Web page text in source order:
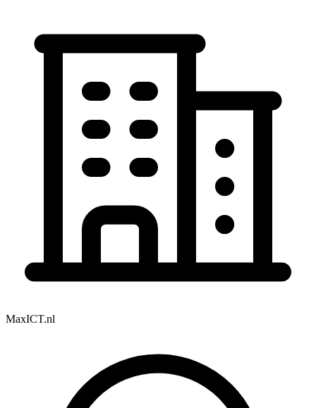
MaxICT.nl